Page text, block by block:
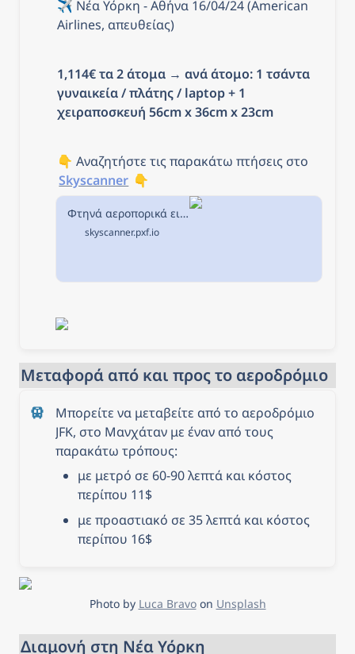
✈️ Νέα Υόρκη - Αθήνα 16/04/24 (American
Airlines, απευθείας)
1,114€ τα 2 άτομα → ανά άτομο: 1 τσάντα
γυναικεία / πλάτης / laptop + 1
χειραποσκευή 56cm x 36cm x 23cm
Skyscanner 👇
Φτηνά αεροπορικά εισιτήρια από Αθήνα προς Νέα Υόρκη στην Skyscanner
skyscanner.pxf.io
Μεταφορά από και προς το αεροδρόμιο
Μπορείτε να μεταβείτε από το αεροδρόμιο
JFK, στο Μανχάταν με έναν από τους
παρακάτω τρόπους:
με μετρό σε 60-90 λεπτά και κόστος
περίπου 11$
με προαστιακό σε 35 λεπτά και κόστος
περίπου 16$
Photo by Luca Bravo on Unsplash
Διαμονή στη Νέα Υόρκη